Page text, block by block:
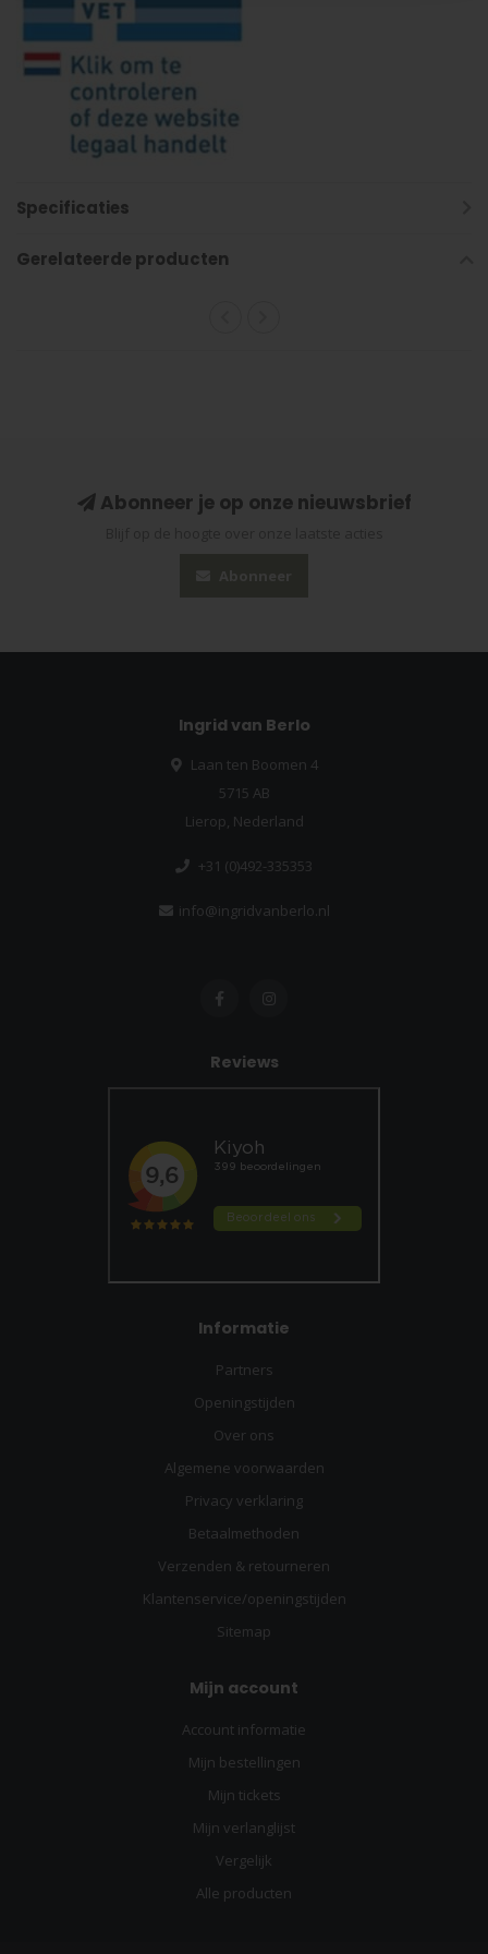
Specificaties
Gerelateerde producten
Abonneer je op onze nieuwsbrief
Ingrid van Berlo
Laan ten Boomen 4
5715 AB
Lierop, Nederland
+31 (0)492-335353
info@ingridvanberlo.nl
Reviews
Informatie
Partners
Openingstijden
Over ons
Algemene voorwaarden
Privacy verklaring
Betaalmethoden
Verzenden & retourneren
Klantenservice/openingstijden
Sitemap
Mijn account
Account informatie
Mijn bestellingen
Mijn tickets
Mijn verlanglijst
Vergelijk
Alle producten